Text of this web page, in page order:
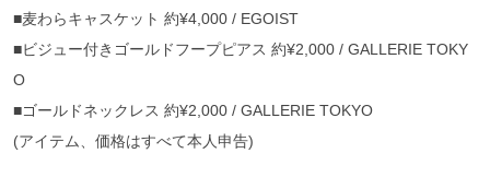
■麦わらキャスケット 約¥4,000 / EGOIST
■ビジュー付きゴールドフープピアス 約¥2,000 / GALLERIE TOKY
O
■ゴールドネックレス 約¥2,000 / GALLERIE TOKYO
(アイテム、価格はすべて本人申告)